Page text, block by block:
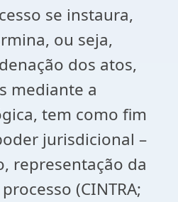
se instaura,
ou seja,
dos atos,
mediante a
tem como fim
jurisdicional –
representação da
(CINTRA;